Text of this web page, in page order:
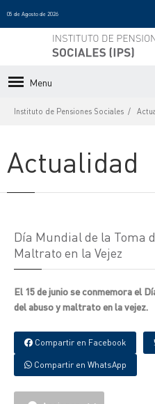
05 de Agosto de 2026
Menu
Instituto de Pensiones Sociales
Actualidad
Día Mundial de la Toma
Maltrato en la Vejez
El 15 de junio se conmemora el
del abuso y maltrato en la vejez.
Compartir en Facebook
Compartir en WhatsApp